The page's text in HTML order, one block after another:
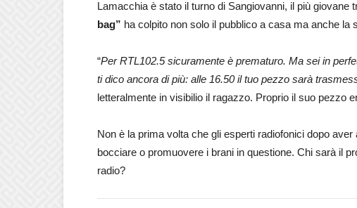
Lamacchia è stato il turno di Sangiovanni, il più giovane
bag” ha colpito non solo il pubblico a casa ma anche la
“Per RTL102.5 sicuramente è prematuro. Ma sei in
ti dico ancora di più: alle 16.50 il tuo pezzo sarà
letteralmente in visibilio il ragazzo. Proprio il suo pezzo
Non è la prima volta che gli esperti radiofonici dopo
bocciare o promuovere i brani in questione. Chi sarà il
radio?